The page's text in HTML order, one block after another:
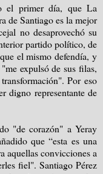
el primer día, que La
de Santiago es la mejor
no desaprovechó su
partido político, de
el mismo defendía, y
expulsó de sus filas,
Por eso
digno representante de
"de corazón" a Yeray
que “esta es una
aquellas convicciones a
fiel". Santiago Pérez